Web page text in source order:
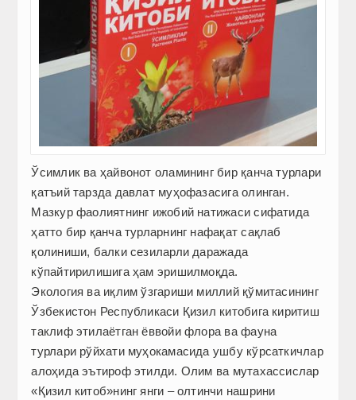
Ўсимлик ва ҳайвонот оламининг бир қанча турлари
қатъий тарзда давлат муҳофазасига олинган.
Мазкур фаолиятнинг ижобий натижаси сифатида
ҳатто бир қанча турларнинг нафақат сақлаб
қолиниши, балки сезиларли даражада
кўпайтирилишига ҳам эришилмоқда.
Экология ва иқлим ўзгариши миллий қўмитасининг
Ўзбекистон Республикаси Қизил китобига киритиш
таклиф этилаётган ёввойи флора ва фауна
турлари рўйхати муҳокамасида ушбу кўрсаткичлар
алоҳида эътироф этилди. Олим ва мутахассислар
«Қизил китоб»нинг янги – олтинчи нашрини